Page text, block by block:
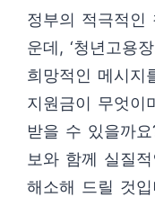
정부의 적극적인
운데, ‘청년고용
희망적인 메시지
지원금이 무엇이
받을 수 있을까
보와 함께 실질
해소해 드릴 것입